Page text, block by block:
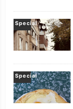
Special
Special